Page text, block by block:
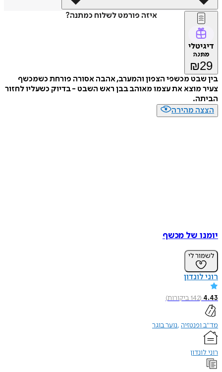
איזה פורמט לשלוח כמתנה?
דיגיטלי
מתנה
₪29
בין שבט מכשפי הצפון והמערב, אהבה אסורה פורחת כשמכשף
צעיר מוצא את עצמו מאוהב בבן ראש השבט - בדיוק כשעליו לחזור
הביתה.
הצצה מהירה
יומנו של מכשף
לשמור לי
רוני לונדון
4.43
(
142ביקורות)
מד"ב ופנטזיה נוער בוגר
רוני לונדון